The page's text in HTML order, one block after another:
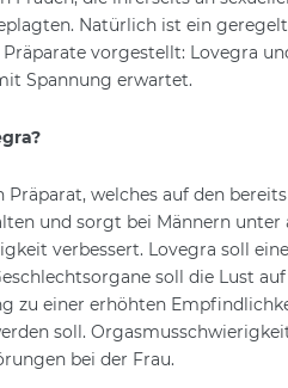
Natürlich ist ein
vorgestellt: Lovegra
Spannung erwartet.
Präparat, welches auf den
und sorgt bei Männern
verbessert. Lovegra soll
soll die Lust
zu einer erhöhten
soll.
bei der Frau.